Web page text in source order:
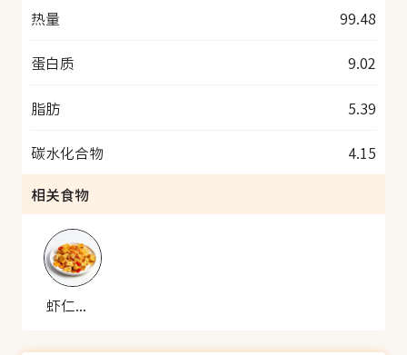
热量 99.48
蛋白质 9.02
脂肪 5.39
碳水化合物
4.15
相关食物
虾仁蒸豆腐